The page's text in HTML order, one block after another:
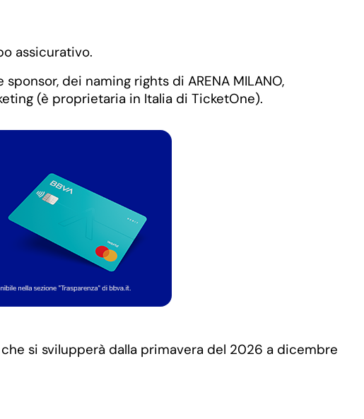
assicurativo.
dei naming rights di ARENA MILANO,
(è proprietaria in Italia di TicketOne).
si svilupperà dalla primavera del 2026 a dicembre